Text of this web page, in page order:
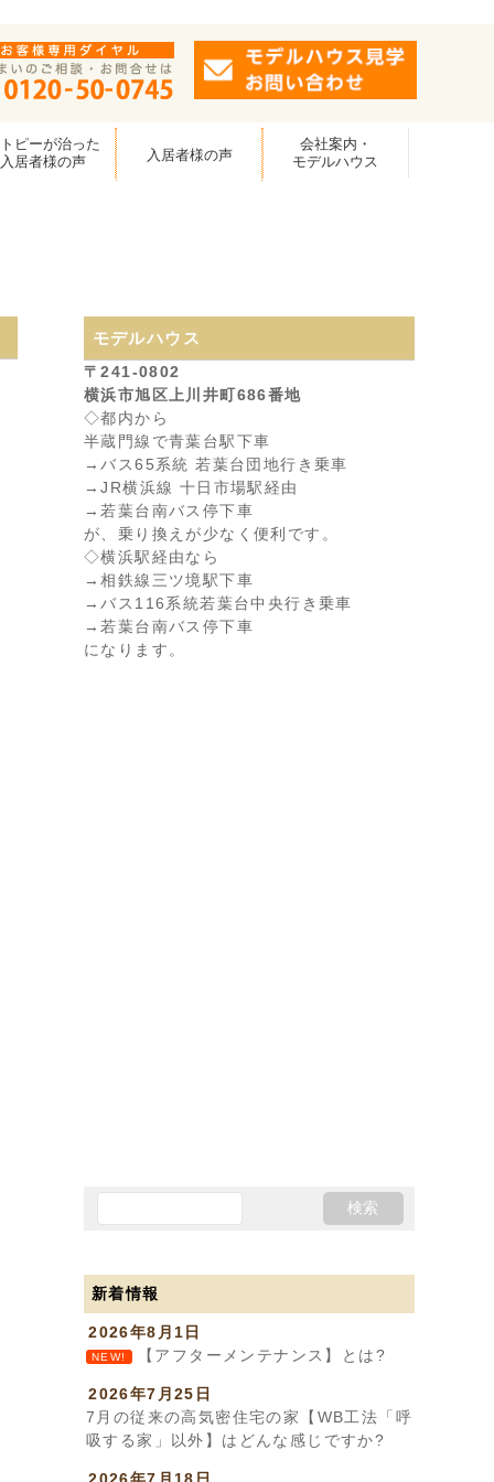
ピーが治った
入居者様の声
入居者様の声
会社案内・
モデルハウス
モデルハウス
〒241-0802
横浜市旭区上川井町686番地
◇都内から
半蔵門線で青葉台駅下車
→バス65系統 若葉台団地行き乗車
→JR横浜線 十日市場駅経由
→若葉台南バス停下車
が、乗り換えが少なく便利です。
◇横浜駅経由なら
→相鉄線三ツ境駅下車
→バス116系統若葉台中央行き乗車
→若葉台南バス停下車
になります。
新着情報
2026年8月1日
NEW! 【アフターメンテナンス】とは?
2026年7月25日
7月の従来の高気密住宅の家【WB工法「呼
吸する家」以外】はどんな感じですか?